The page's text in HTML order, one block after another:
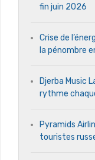
fin juin 2026
Crise de
la pénombre
Djerba Music
rythme
Pyramids
touristes